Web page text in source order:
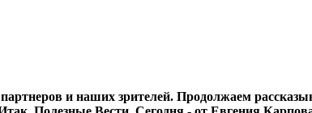
и наших зрителей. Продолжаем